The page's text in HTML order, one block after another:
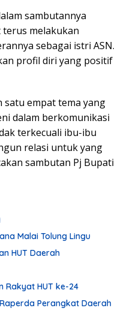
sambutannya
terus melakukan
sebagai istri ASN.
profil diri yang positif
satu empat tema yang
dalam berkomunikasi
terkecuali ibu-ibu
relasi untuk yang
sambutan Pj Bupati
Malai Tolung Lingu
HUT Daerah
Rakyat HUT ke-24
Perangkat Daerah